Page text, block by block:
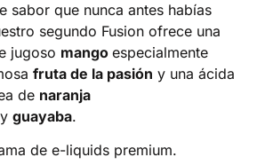
sabor que nunca antes habías
segundo Fusion ofrece una
jugoso mango especialmente
fruta de la pasión y una ácida
de naranja
y guayaba.
de e-liquids premium.